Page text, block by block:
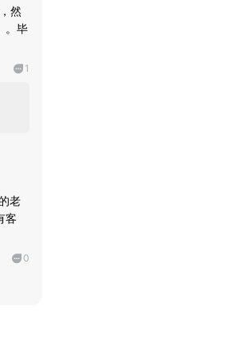
然
。毕
1
老
客
0